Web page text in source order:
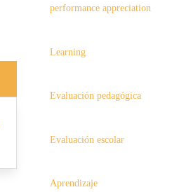
performance appreciation
Learning
Evaluación pedagógica
Evaluación escolar
Aprendizaje